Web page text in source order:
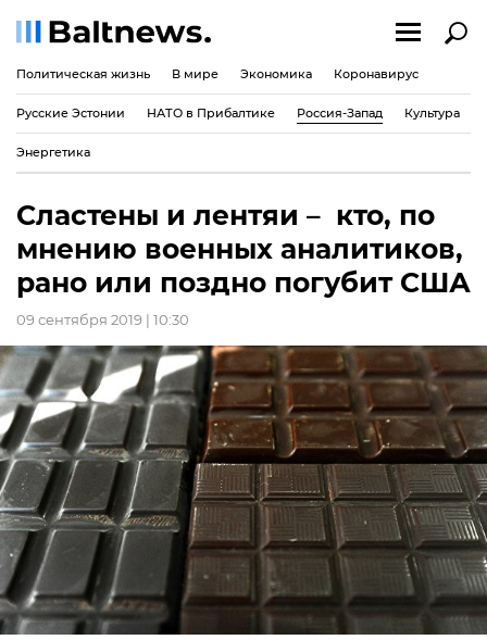
Политическая жизнь В мире Экономика Коронавирус
Русские Эстонии НАТО в Прибалтике Россия-Запад Культура
Энергетика
Сластены и лентяи – кто, по
мнению военных аналитиков,
рано или поздно погубит США
09 сентября 2019 | 10:30